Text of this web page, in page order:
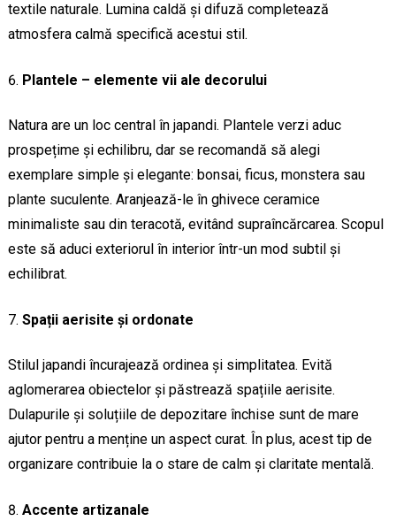
textile naturale. Lumina caldă și difuză completează
atmosfera calmă specifică acestui stil.
Plantele – elemente vii ale decorului
Natura are un loc central în japandi. Plantele verzi aduc
prospețime și echilibru, dar se recomandă să alegi
exemplare simple și elegante: bonsai, ficus, monstera sau
plante suculente. Aranjează-le în ghivece ceramice
minimaliste sau din teracotă, evitând supraîncărcarea. Scopul
este să aduci exteriorul în interior într-un mod subtil și
echilibrat.
Spații aerisite și ordonate
Stilul japandi încurajează ordinea și simplitatea. Evită
aglomerarea obiectelor și păstrează spațiile aerisite.
Dulapurile și soluțiile de depozitare închise sunt de mare
ajutor pentru a menține un aspect curat. În plus, acest tip de
organizare contribuie la o stare de calm și claritate mentală.
Accente artizanale